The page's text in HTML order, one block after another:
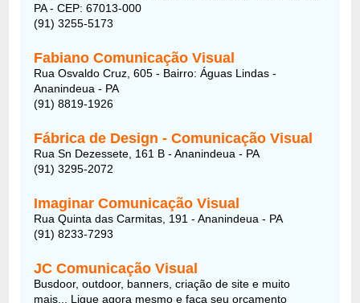
PA - CEP: 67013-000
(91) 3255-5173
Fabiano Comunicação Visual
Rua Osvaldo Cruz, 605 - Bairro: Águas Lindas -
Ananindeua - PA
(91) 8819-1926
Fábrica de Design - Comunicação Visual
Rua Sn Dezessete, 161 B - Ananindeua - PA
(91) 3295-2072
Imaginar Comunicação Visual
Rua Quinta das Carmitas, 191 - Ananindeua - PA
(91) 8233-7293
JC Comunicação Visual
Busdoor, outdoor, banners, criação de site e muito
mais... Ligue agora mesmo e faça seu orçamento